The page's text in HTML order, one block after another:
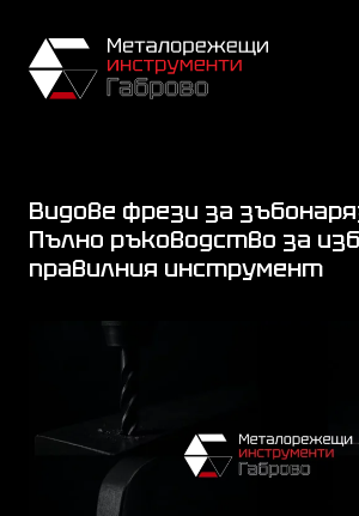
Видове фрези за
Пълно ръководство за
правилния инструмент